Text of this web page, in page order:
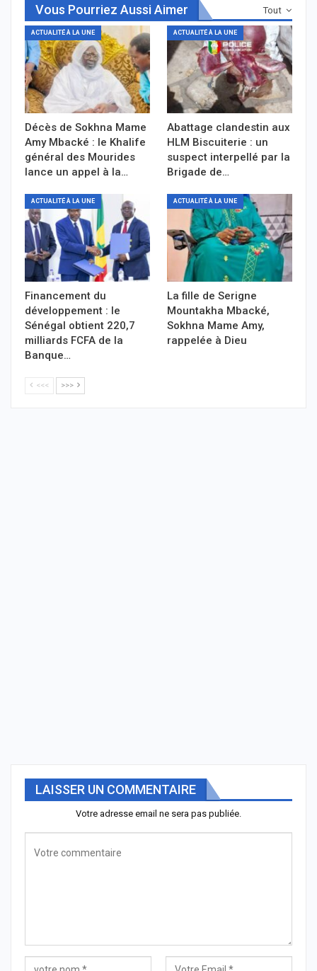
Tout
Vous Pourriez Aussi Aimer
ACTUALITÉ À LA UNE
Décès de Sokhna Mame
Amy Mbacké : le Khalife
général des Mourides
lance un appel à la…
ACTUALITÉ À LA UNE
Abattage clandestin aux
HLM Biscuiterie : un
suspect interpellé par la
Brigade de…
ACTUALITÉ À LA UNE
Financement du
développement : le
Sénégal obtient 220,7
milliards FCFA de la
Banque…
ACTUALITÉ À LA UNE
La fille de Serigne
Mountakha Mbacké,
Sokhna Mame Amy,
rappelée à Dieu
<<< >>>
LAISSER UN COMMENTAIRE
Votre adresse email ne sera pas publiée.